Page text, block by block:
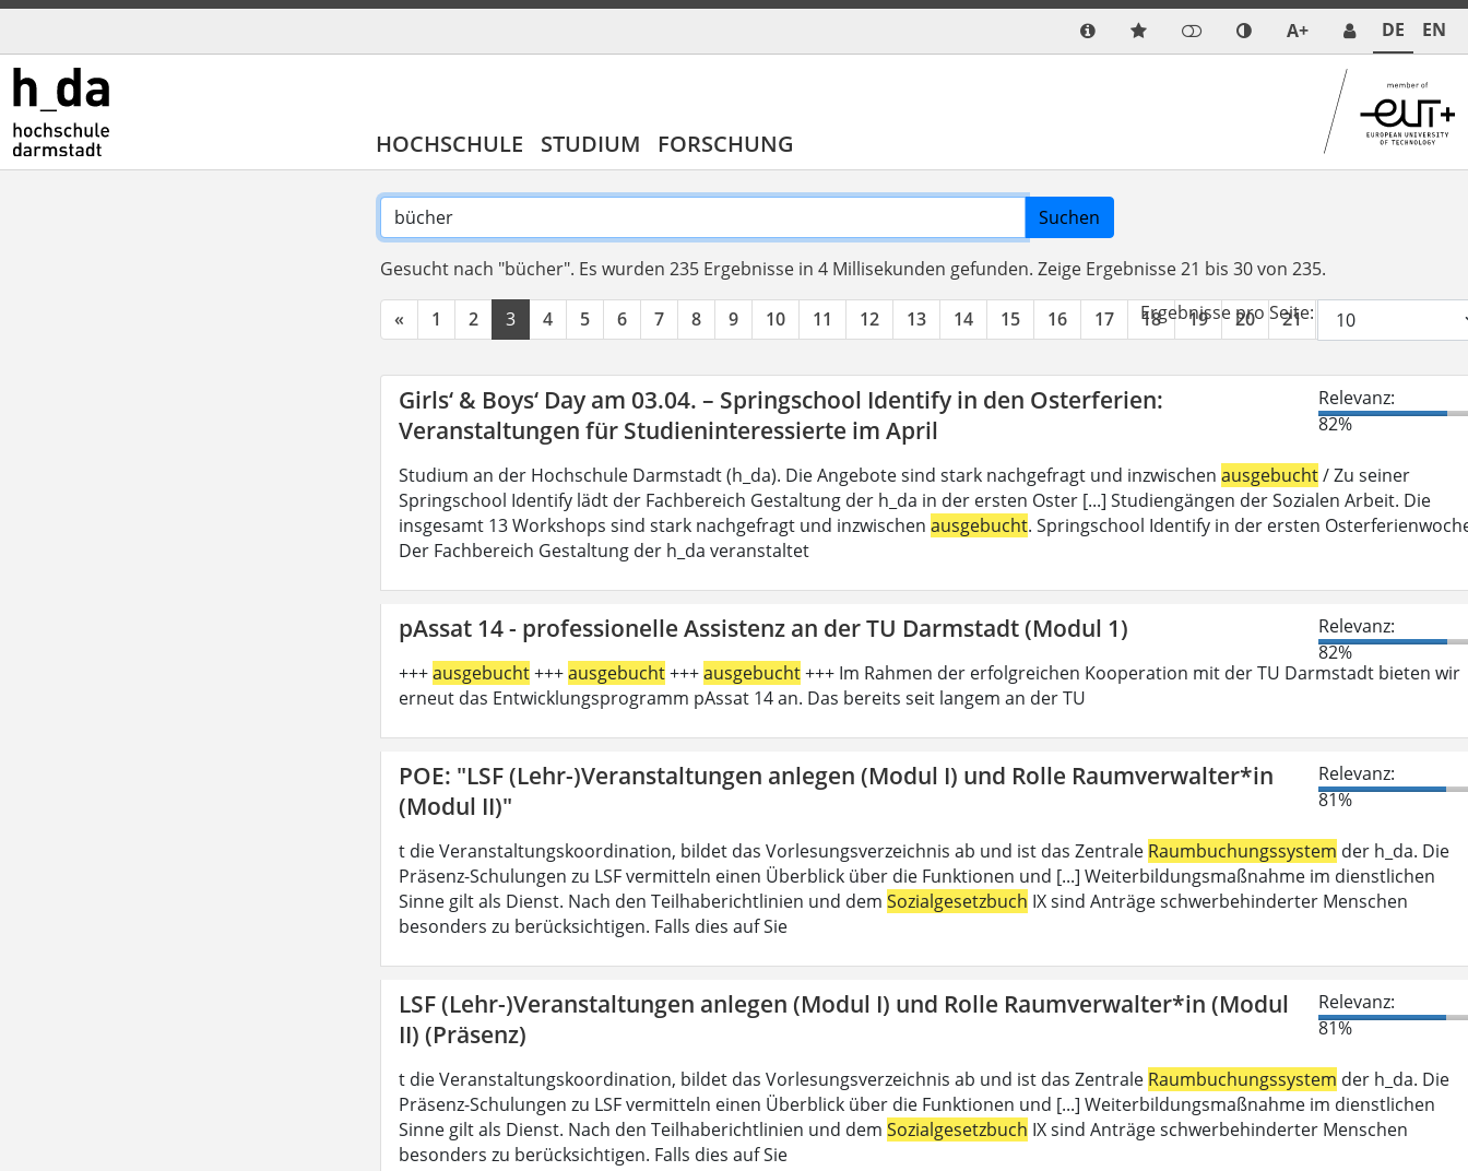
A+ DE EN
HOCHSCHULE STUDIUM FORSCHUNG
Suchen
Gesucht nach "bücher". Es wurden 235 Ergebnisse in 4 Millisekunden gefunden. Zeige Ergebnisse 21 bis 30 von 235.
« 1 2 3 4 5 6 7 8 9 10 11 12 13 14 15 16 17 18 19 20 21 22
Ergebnisse pro Seite:
Girls‘ & Boys‘ Day am 03.04. – Springschool Identify in den Osterferien:
Veranstaltungen für Studieninteressierte im April
Relevanz:
82%
Studium an der Hochschule Darmstadt (h_da). Die Angebote sind stark nachgefragt und inzwischen ausgebucht/ Zu seiner
Springschool Identify lädt der Fachbereich Gestaltung der h_da in der ersten Oster [...] Studiengängen der Sozialen Arbeit. Die
insgesamt 13 Workshops sind stark nachgefragt und inzwischen ausgebucht. Springschool Identify in der ersten
Der Fachbereich Gestaltung der h_da veranstaltet
pAssat 14 - professionelle Assistenz an der TU Darmstadt (Modul 1)
Relevanz:
82%
+++ausgebucht+++ausgebucht+++ausgebucht+++ Im Rahmen der erfolgreichen Kooperation mit der TU Darmstadt bieten wir
erneut das Entwicklungsprogramm pAssat 14 an. Das bereits seit langem an der TU
POE: "LSF (Lehr-)Veranstaltungen anlegen (Modul I) und Rolle Raumverwalter*in
(Modul II)"
Relevanz:
81%
t die Veranstaltungskoordination, bildet das Vorlesungsverzeichnis ab und ist das Zentrale Raumbuchungssystem der h_da. Die
Präsenz-Schulungen zu LSF vermitteln einen Überblick über die Funktionen und [...] Weiterbildungsmaßnahme im dienstlichen
Sinne gilt als Dienst. Nach den Teilhaberichtlinien und dem Sozialgesetzbuch IX sind Anträge schwerbehinderter Menschen
besonders zu berücksichtigen. Falls dies auf Sie
LSF (Lehr-)Veranstaltungen anlegen (Modul I) und Rolle Raumverwalter*in (Modul
II) (Präsenz)
Relevanz:
81%
t die Veranstaltungskoordination, bildet das Vorlesungsverzeichnis ab und ist das Zentrale Raumbuchungssystem der h_da. Die
Präsenz-Schulungen zu LSF vermitteln einen Überblick über die Funktionen und [...] Weiterbildungsmaßnahme im dienstlichen
Sinne gilt als Dienst. Nach den Teilhaberichtlinien und dem Sozialgesetzbuch IX sind Anträge schwerbehinderter Menschen
besonders zu berücksichtigen. Falls dies auf Sie